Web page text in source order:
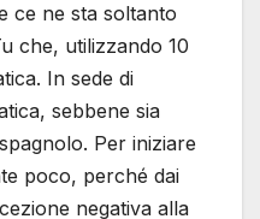
ce ne sta soltanto
che, utilizzando 10
In sede di
sebbene sia
Per iniziare
poco, perché dai
negativa alla